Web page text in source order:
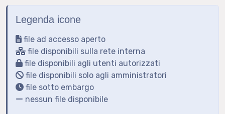
Legenda icone
file ad accesso aperto
file disponibili sulla rete interna
file disponibili agli utenti autorizzati
file disponibili solo agli amministratori
file sotto embargo
nessun file disponibile